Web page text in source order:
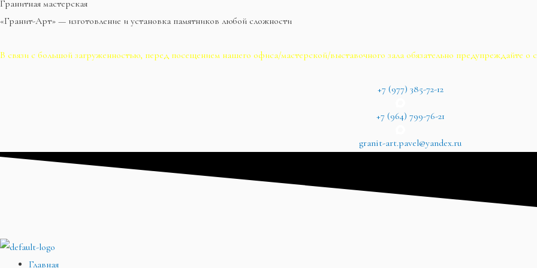
Гранитная мастерская
«Гранит-Арт» — изготовление и установка памятников любой сложности
В связи с большой загруженностью, перед посещением нашего офиса/мастерской/выставочного зала обязательно предупреждайте о
+7 (977) 385-72-12
+7 (964) 799-76-21
granit-art.pavel@yandex.ru
Главная